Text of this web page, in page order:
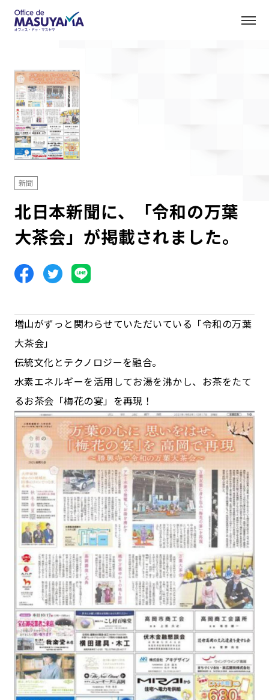
新聞
北日本新聞に、「令和の万葉
大茶会」が掲載されました。
増山がずっと関わらせていただいている「令和の万葉
大茶会」
伝統文化とテクノロジーを融合。
水素エネルギーを活用してお湯を沸かし、お茶をたて
るお茶会「梅花の宴」を再現！